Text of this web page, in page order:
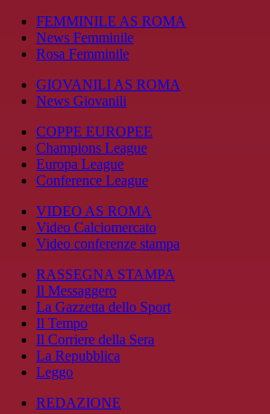
FEMMINILE AS ROMA
News Femminile
Rosa Femminile
GIOVANILI AS ROMA
News Giovanili
COPPE EUROPEE
Champions League
Europa League
Conference League
VIDEO AS ROMA
Video Calciomercato
Video conferenze stampa
RASSEGNA STAMPA
Il Messaggero
La Gazzetta dello Sport
Il Tempo
Il Corriere della Sera
La Repubblica
Leggo
REDAZIONE